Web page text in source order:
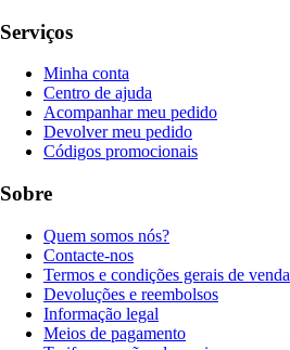
Serviços
Minha conta
Centro de ajuda
Acompanhar meu pedido
Devolver meu pedido
Códigos promocionais
Sobre
Quem somos nós?
Contacte-nos
Termos e condições gerais de venda
Devoluções e reembolsos
Informação legal
Meios de pagamento